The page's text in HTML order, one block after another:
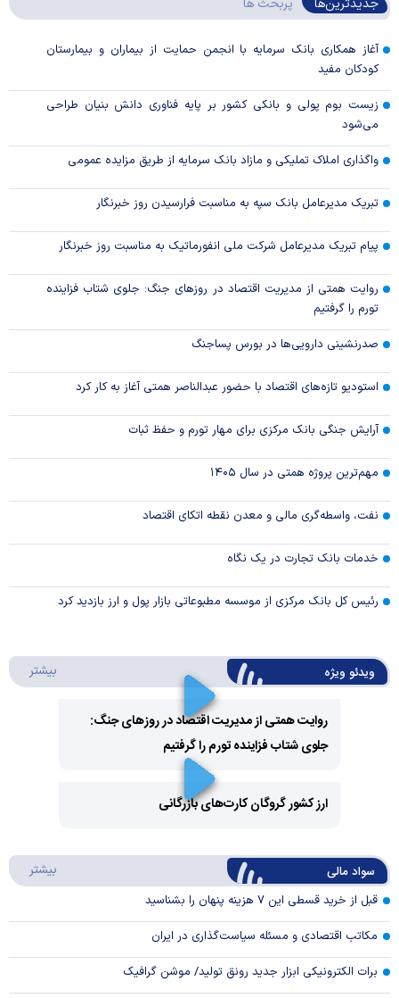
جدیدترین‌ها پربحث ها
آغاز همکاری بانک سرمایه با انجمن حمایت از بیماران و بیمارستان
کودکان مفید
زیست بوم پولی و بانکی کشور بر پایه فناوری دانش بنیان طراحی
می‌شود
واگذاری املاک تملیکی و مازاد بانک سرمایه از طریق مزایده عمومی
تبریک مدیرعامل بانک سپه به مناسبت فرارسیدن روز خبرنگار
پیام تبریک مدیرعامل شرکت ملی انفورماتیک به مناسبت روز خبرنگار
روایت همتی از مدیریت اقتصاد در روزهای جنگ: جلوی شتاب فزاینده
تورم را گرفتیم
صدرنشینی دارویی‌ها در بورس پساجنگ
استودیو تازه‌های اقتصاد با حضور عبدالناصر همتی آغاز به کار کرد
آرایش جنگی بانک مرکزی برای مهار تورم و حفظ ثبات
مهم‌ترین پروژه همتی در سال ۱۴۰۵
نفت، واسطه‌گری مالی و معدن نقطه اتکای اقتصاد
خدمات بانک تجارت در یک نگاه
رئیس کل بانک مرکزی از موسسه مطبوعاتی بازار پول و ارز بازدید کرد
ویدئو ویژه بیشتر
Play
Video
روایت همتی از مدیریت اقتصاد در روزهای جنگ:
جلوی شتاب فزاینده تورم را گرفتیم
Video
ارز کشور گروگان کارت‌های بازرگانی
سواد مالی بیشتر
قبل از خرید قسطی این ۷ هزینه پنهان را بشناسید
مکاتب اقتصادی و مسئله سیاست‌گذاری در ایران
برات الکترونیکی ابزار جدید رونق تولید/ موشن گرافیک